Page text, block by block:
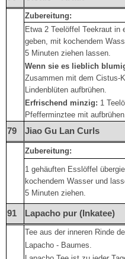
Zubereitung:
Etwa 2 Teelöffel Teekraut in
geben, mit kochendem
5 Minuten ziehen lassen.
Wenn sie es lieblich
Zusammen mit dem Cistus-
Lindenblüten aufbrühen.
Erfrischend minzig: 1
Pfefferminztee mit
79 Jiao Gu Lan Curls
Zubereitung:
1 gehäuften Esslöffel
kochendem Wasser und
5 Minuten ziehen.
91 Lapacho pur (Inkatee)
Tee aus der inneren Rinde
Lapacho - Baumes.